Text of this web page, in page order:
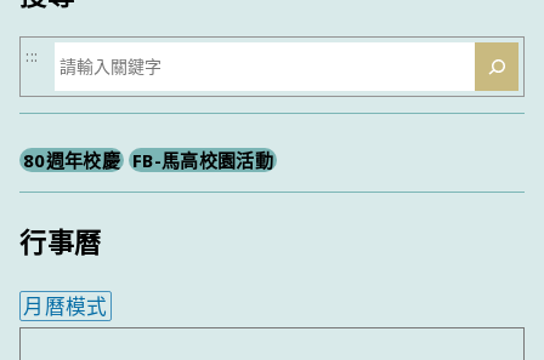
搜
尋
:::
80週年校慶 FB-馬高校園活動
行事曆
月曆模式